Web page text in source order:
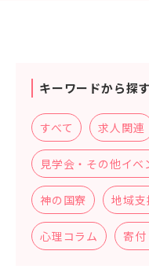
キーワードから探す
すべて 求人関連
見学会・その他イベ
神の国寮 地域支
心理コラム 寄付